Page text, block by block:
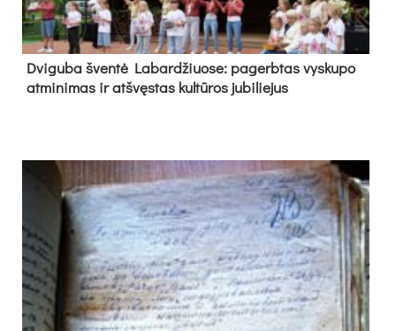
Dvi­gu­ba šven­tė La­bar­džiuo­se: pa­gerb­tas vys­ku­po
at­mi­ni­mas ir at­švęs­tas kul­tū­ros ju­bi­lie­jus